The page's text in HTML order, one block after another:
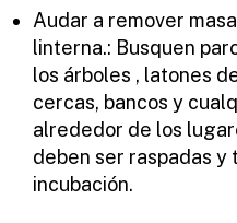
Audar a remover
linterna.: Busquen
los árboles , latones
cercas, bancos y
alrededor de los
deben ser raspadas
incubación.